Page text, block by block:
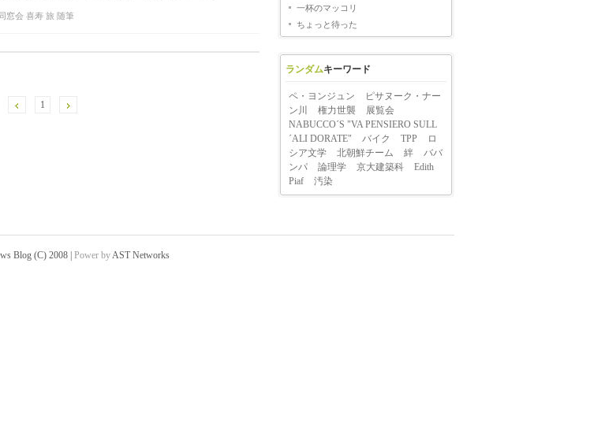
窓会 喜寿 旅 随筆
1
一杯のマッコリ
ちょっと待った
ランダムキーワード
ペ・ヨンジュン
ピサヌーク・ナー
ン川
権力世襲
展覧会
NABUCCO´S "VA PENSIERO SULL
´ALI DORATE"
バイク TPP
ロ
シア文学
北朝鮮チーム 絆
ババ
ンパ
論理学 京大建築科
Edith
Piaf
汚染
Blog (C) 2008 | Power byAST Networks